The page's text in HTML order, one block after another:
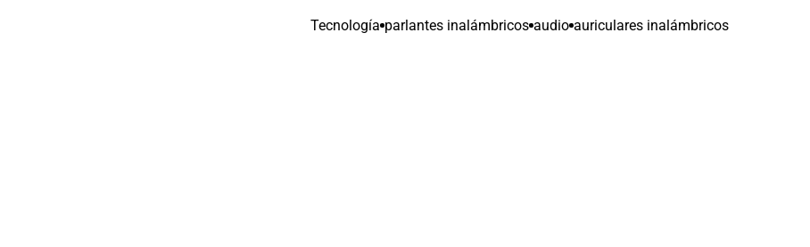
Tecnología parlantes inalámbricos audio auriculares inalámbricos